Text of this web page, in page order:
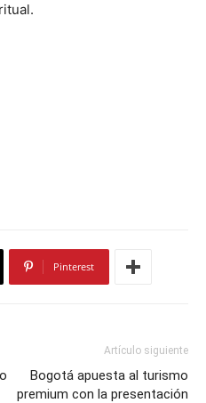
Pinterest
Artículo siguiente
Bogotá apuesta al turismo
premium con la presentación